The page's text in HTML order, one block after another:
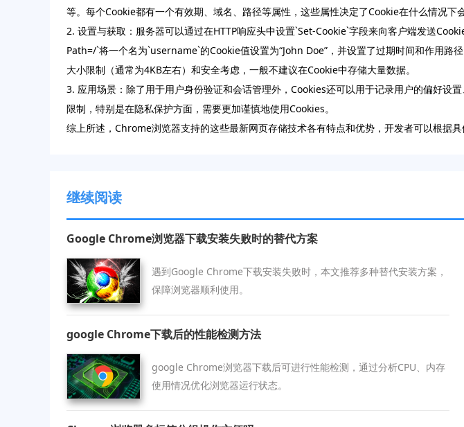
等。每个Cookie都有一个有效期、域名、路径等属性，这些属性决定了Cookie在什么情况下
2. 设置与获取：服务器可以通过在HTTP响应头中设置`Set-Cookie`字段来向客户端发送
Path=/`将一个名为`username`的Cookie值设置为“John Doe”，并设置了过期时间和作用
大小限制（通常为4KB左右）和安全考虑，一般不建议在Cookie中存储大量数据。
3. 应用场景：除了用于用户身份验证和会话管理外，Cookies还可以用于记录用户的偏好设
限制，特别是在隐私保护方面，需要更加谨慎地使用Cookies。
综上所述，Chrome浏览器支持的这些最新网页存储技术各有特点和优势，开发者可以根据
继续阅读
Google Chrome浏览器下载安装失败时的替代方案
遇到Google Chrome下载安装失败时，本文推荐多种替代安装方案，
保障浏览器顺利使用。
google Chrome下载后的性能检测方法
google Chrome浏览器下载后可进行性能检测，通过分析CPU、内存
使用情况优化浏览器运行状态。